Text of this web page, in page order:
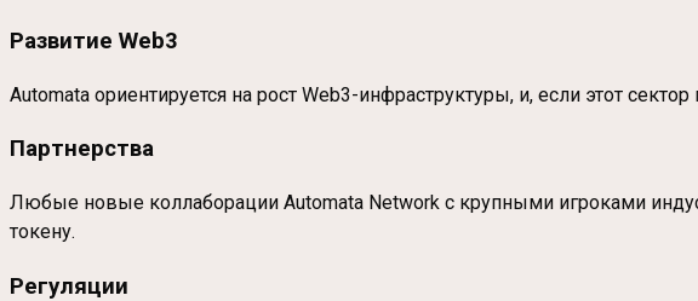
Развитие Web3
Automata ориентируется на рост Web3-инфраструктуры, и, если этот
Партнерства
Любые новые коллаборации Automata Network с крупными игроками
токену.
Регуляции